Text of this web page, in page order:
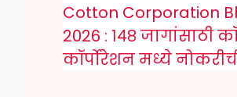
Cotton Corporation
2026 : १४८ जागांसाठी
कॉर्पोरेशन मध्ये